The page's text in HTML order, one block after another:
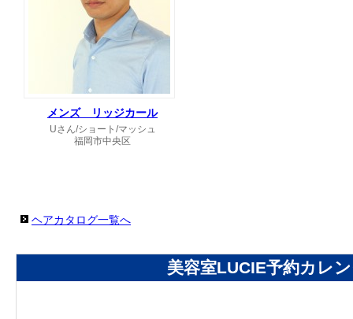
メンズ リッジカール
Uさん/ショート/マッシュ
福岡市中央区
ヘアカタログ一覧へ
美容室LUCIE予約カレ